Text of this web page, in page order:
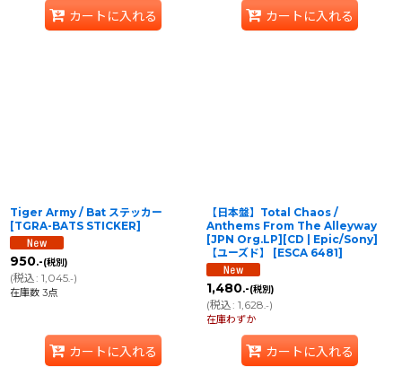
カートに入れる カートに入れる
Tiger Army / Bat ステッカー
[TGRA-BATS STICKER]
950.-(税別)
(税込: 1,045.-)
在庫数 3点
カートに入れる
【日本盤】Total Chaos /
Anthems From The Alleyway
[JPN Org.LP][CD | Epic/Sony]
【ユーズド】
[ESCA 6481]
1,480.-(税別)
(税込: 1,628.-)
在庫わずか
カートに入れる